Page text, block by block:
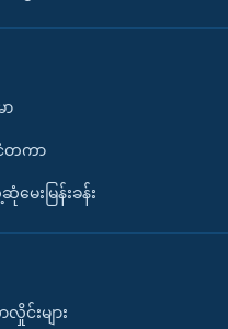
ာ
တကာ
ေးမြန်းခန်း
င်းများ